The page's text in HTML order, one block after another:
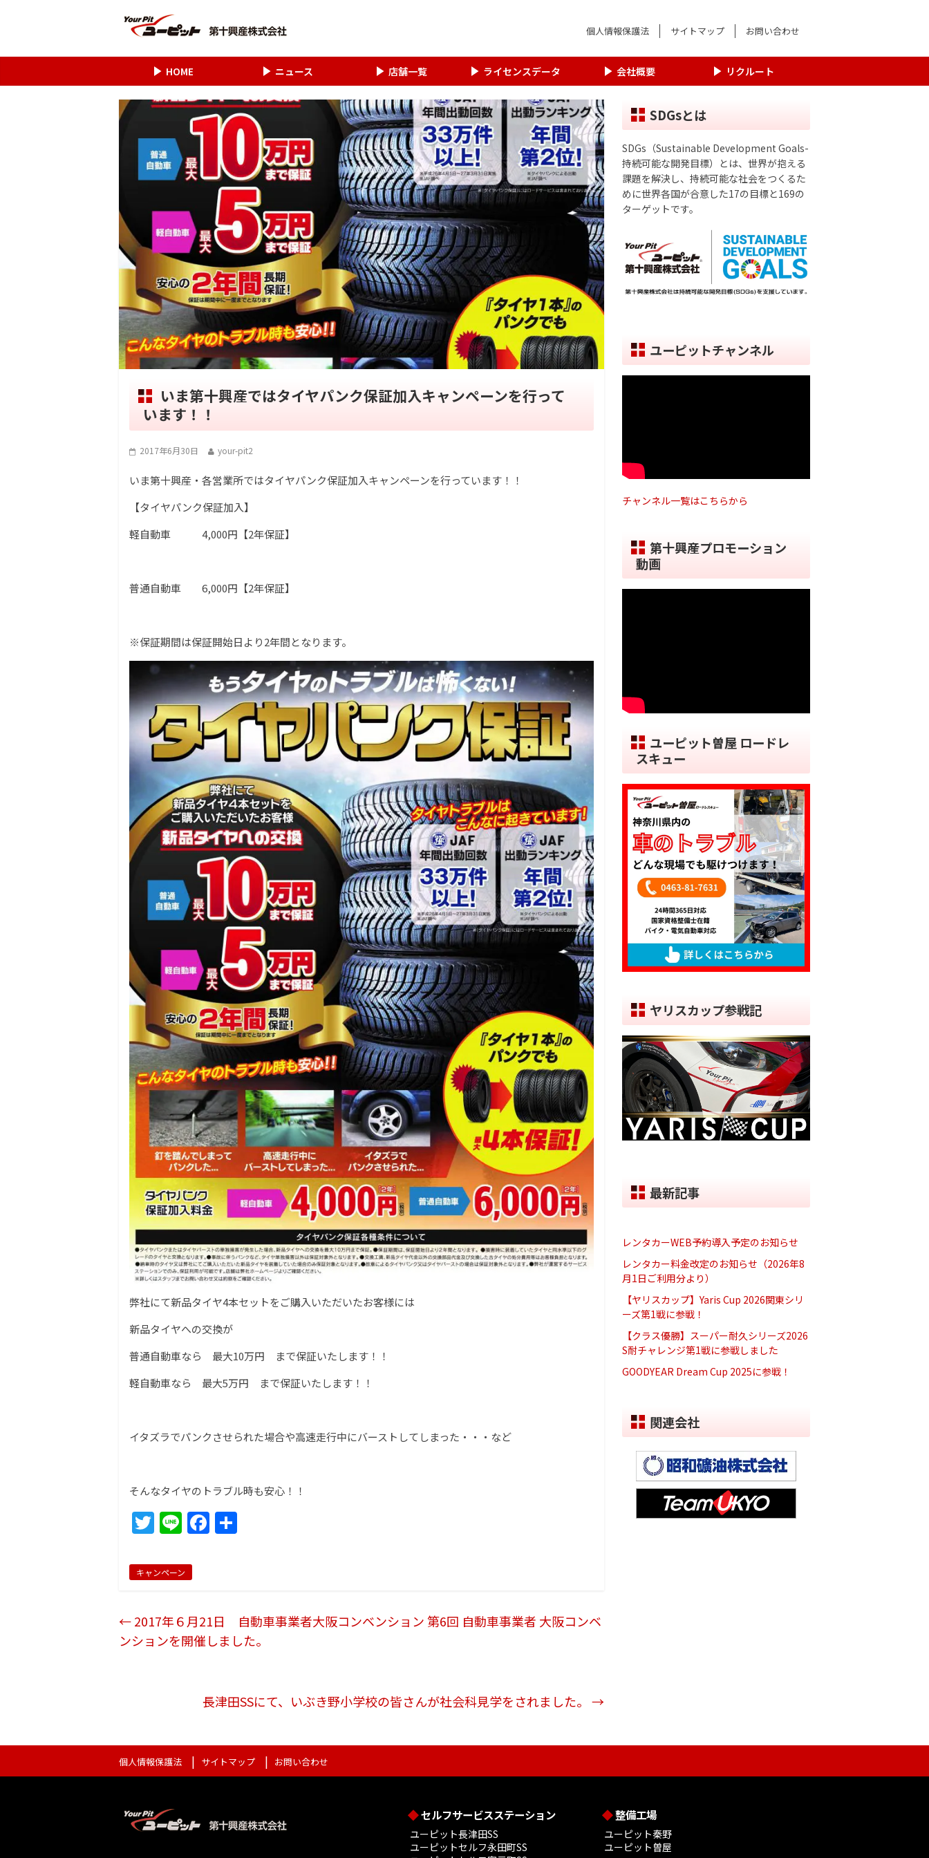
個人情報保護法 サイトマップ お問い合わせ
HOME ニュース 店舗一覧 ライセンスデータ 会社概要 リクルート
いま第十興産ではタイヤパンク保証加入キャンペーンを行って
います！！
2017年6月30日 your-pit2
いま第十興産・各営業所ではタイヤパンク保証加入キャンペーンを行っています！！
【タイヤパンク保証加入】
軽自動車 4,000円【2年保証】
普通自動車 6,000円【2年保証】
※保証期間は保証開始日より2年間となります。
弊社にて新品タイヤ4本セットをご購入いただいたお客様には
新品タイヤへの交換が
普通自動車なら 最大10万円 まで保証いたします！！
軽自動車なら 最大5万円 まで保証いたします！！
イタズラでパンクさせられた場合や高速走行中にバーストしてしまった・・・など
そんなタイヤのトラブル時も安心！！
T
w
itt
er
Li
n
e
F
a
b
o
o
キャンペーン
←2017年６月21日 自動車事業者大阪コンベンション 第6回 自動車事業者 大阪コンベ
ンションを開催しました。
長津田SSにて、いぶき野小学校の皆さんが社会科見学をされました。 →
SDGsとは
SDGs（Sustainable Development Goals-
持続可能な開発目標）とは、世界が抱える
課題を解決し、持続可能な社会をつくるた
めに世界各国が合意した17の目標と169の
ターゲットです。
ユーピットチャンネル
チャンネル一覧はこちらから
第十興産プロモーション
動画
ユーピット曽屋 ロードレ
スキュー
ヤリスカップ参戦記
最新記事
レンタカーWEB予約導入予定のお知らせ
レンタカー料金改定のお知らせ（2026年8
月1日ご利用分より）
【ヤリスカップ】Yaris Cup 2026関東シリ
ーズ第1戦に参戦！
【クラス優勝】スーパー耐久シリーズ2026
S耐チャレンジ第1戦に参戦しました
GOODYEAR Dream Cup 2025に参戦！
関連会社
個人情報保護法 サイトマップ お問い合わせ
セルフサービスステーション
ユーピット長津田SS
ユーピットセルフ永田町SS
整備工場
ユーピット秦野
ユーピット曽屋